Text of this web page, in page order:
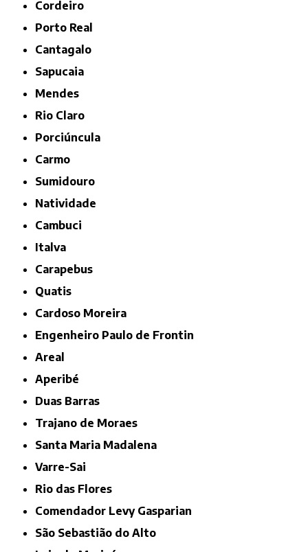
Cordeiro
Porto Real
Cantagalo
Sapucaia
Mendes
Rio Claro
Porciúncula
Carmo
Sumidouro
Natividade
Cambuci
Italva
Carapebus
Quatis
Cardoso Moreira
Engenheiro Paulo de Frontin
Areal
Aperibé
Duas Barras
Trajano de Moraes
Santa Maria Madalena
Varre-Sai
Rio das Flores
Comendador Levy Gasparian
São Sebastião do Alto